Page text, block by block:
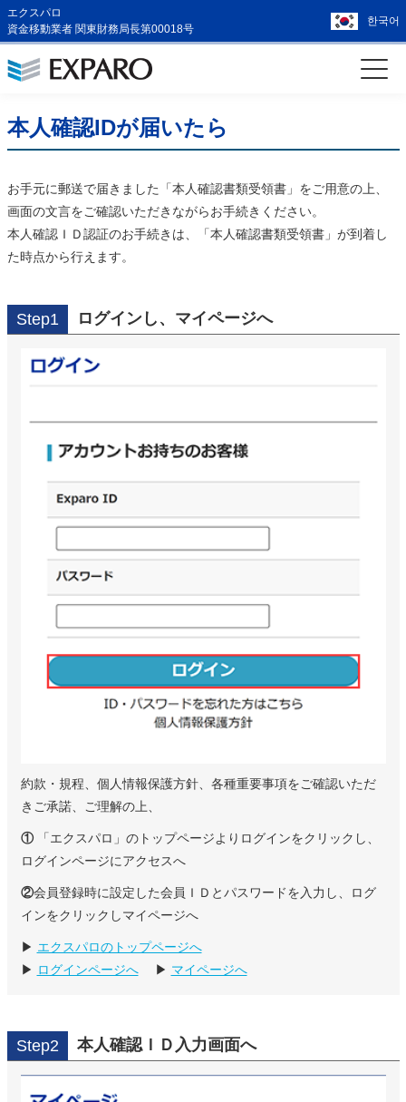
エクスパロ
資金移動業者 関東財務局長第00018号
한국어
本人確認IDが届いたら
お手元に郵送で届きました「本人確認書類受領書」をご用意の上、
画面の文言をご確認いただきながらお手続きください。
本人確認ＩＤ認証のお手続きは、「本人確認書類受領書」が到着し
た時点から行えます。
Step1 ログインし、マイページへ
約款・規程、個人情報保護方針、各種重要事項をご確認いただ
きご承諾、ご理解の上、
①「エクスパロ」のトップページよりログインをクリックし、
ログインページにアクセスへ
②会員登録時に設定した会員ＩＤとパスワードを入力し、ログ
インをクリックしマイページへ
▶ エクスパロのトップページへ
▶ ログインページへ▶ マイページへ
Step2 本人確認ＩＤ入力画面へ